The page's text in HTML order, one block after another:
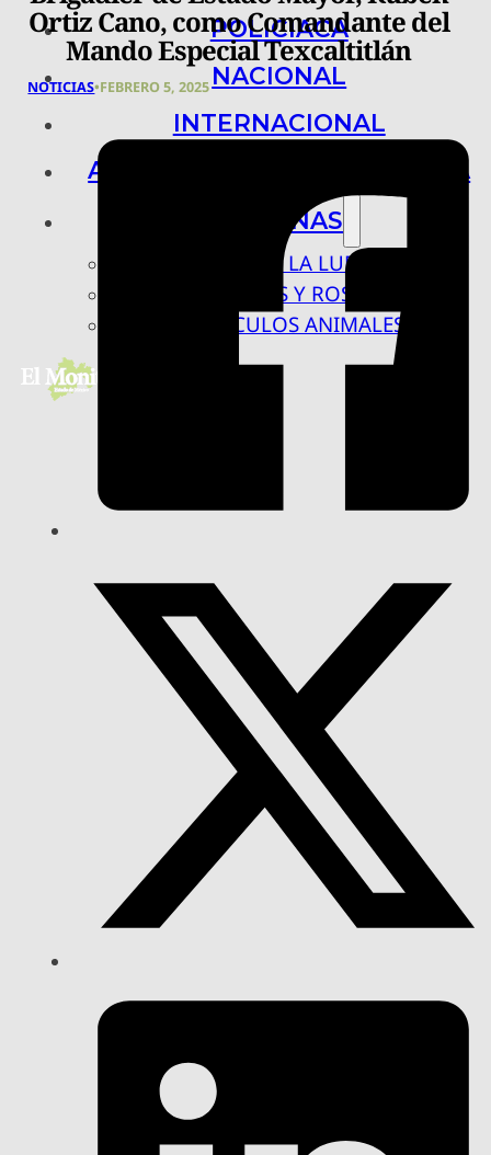
POLICIACA
NACIONAL
INTERNACIONAL
ARTE, CIENCIA Y TECNOLOGÍA
COLUMNAS
BAJO LA LUPA
RASTROS Y ROSTROS
VÍNCULOS ANIMALES
Ortiz Cano, como Comandante del
Mando Especial Texcaltitlán
NOTICIAS•FEBRERO 5, 2025